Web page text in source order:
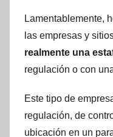
Lamentablemente,
las empresas y
realmente una
regulación o con
Este tipo de
regulación, de
ubicación en un